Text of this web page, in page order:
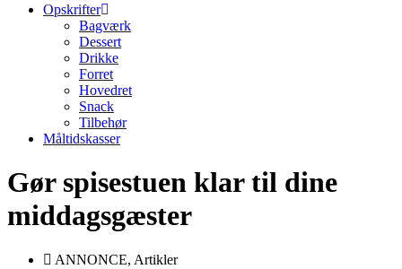
Opskrifter
Bagværk
Dessert
Drikke
Forret
Hovedret
Snack
Tilbehør
Måltidskasser
Gør spisestuen klar til dine
middagsgæster
ANNONCE, Artikler